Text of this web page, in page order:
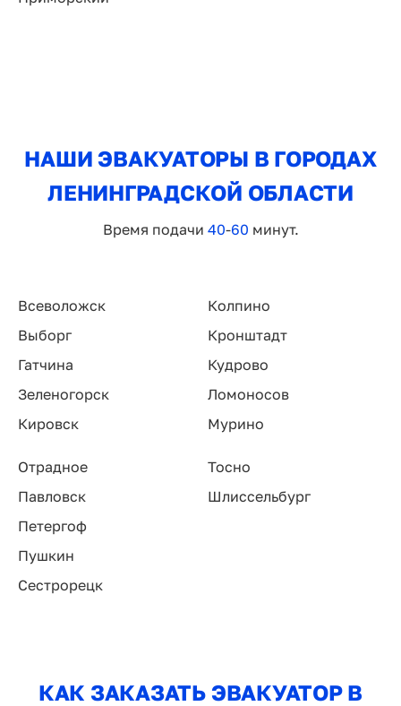
НАШИ ЭВАКУАТОРЫ В ГОРОДАХ
ЛЕНИНГРАДСКОЙ ОБЛАСТИ
Время подачи 40-60 минут.
Всеволожск
Выборг
Гатчина
Зеленогорск
Кировск
Колпино
Кронштадт
Кудрово
Ломоносов
Мурино
Отрадное
Павловск
Петергоф
Пушкин
Сестрорецк
Тосно
Шлиссельбург
КАК ЗАКАЗАТЬ ЭВАКУАТОР В